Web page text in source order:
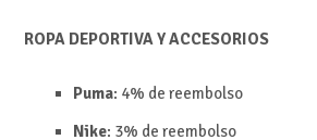
ROPA DEPORTIVA Y ACCESORIOS
Puma: 4% de reembolso
Nike: 3% de reembolso